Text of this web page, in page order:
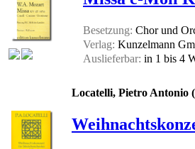
Besetzung: Chor und
Verlag: Kunzelmann
Auslieferbar: in 1 bis 4
Locatelli, Pietro Antonio